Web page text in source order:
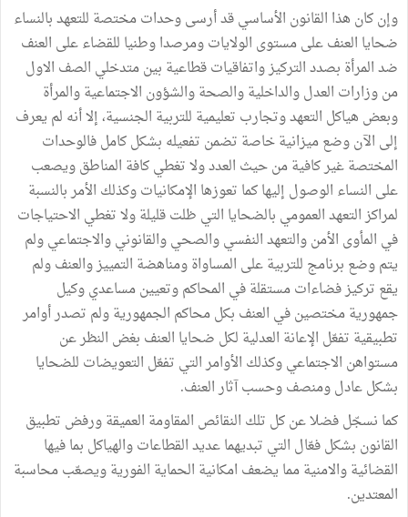
وإن كان هذا القانون الأساسي قد أرسى وحدات مختصة للتعهد بالنساء
ضحايا العنف على مستوى الولايات ومرصدا وطنيا للقضاء على العنف
ضد المرأة بصدد التركيز واتفاقيات قطاعية بين متدخلي الصف الاول
من وزارات العدل والداخلية والصحة والشؤون الاجتماعية والمرأة
وبعض هياكل التعهد وتجارب تعليمية للتربية الجنسية، إلا أنه لم يعرف
إلى الآن وضع ميزانية خاصة تضمن تفعيله بشكل كامل فالوحدات
المختصة غير كافية من حيث العدد ولا تغطي كافة المناطق ويصعب
على النساء الوصول إليها كما تعوزها الإمكانيات وكذلك الأمر بالنسبة
لمراكز التعهد العمومي بالضحايا التي ظلت قليلة ولا تغطي الاحتياجات
في المأوى الأمن والتعهد النفسي والصحي والقانوني والاجتماعي ولم
يتم وضع برنامج للتربية على المساواة ومناهضة التمييز والعنف ولم
يقع تركيز فضاءات مستقلة في المحاكم وتعيين مساعدي وكيل
جمهورية مختصين في العنف بكل محاكم الجمهورية ولم تصدر أوامر
تطبيقية تفعّل الإعانة العدلية لكل ضحايا العنف بغض النظر عن
مستواهن الاجتماعي وكذلك الأوامر التي تفعّل التعويضات للضحايا
بشكل عادل ومنصف وحسب آثار العنف.
كما نسجّل فضلا عن كل تلك النقائص المقاومة العميقة ورفض تطبيق
القانون بشكل فعّال التي تبديهما عديد القطاعات والهياكل بما فيها
القضائية والامنية مما يضعف امكانية الحماية الفورية ويصعّب محاسبة
المعتدين.